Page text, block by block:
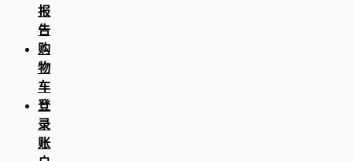
报
告
购
物
车
登
录
账